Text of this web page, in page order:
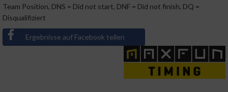
Team Position, DNS = Did not start, DNF = Did not finish, DQ =
Disqualifiziert
Ergebnisse auf Facebook teilen
Messung der Werbeleistung
Messung der Performance von Inhalten
oder Kombinationen von Daten aus